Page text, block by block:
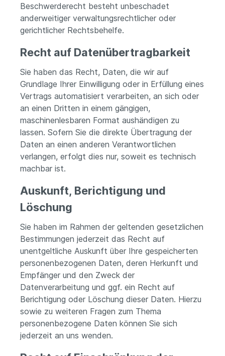
Beschwerderecht besteht unbeschadet
anderweitiger verwaltungsrechtlicher oder
gerichtlicher Rechtsbehelfe.
Recht auf Daten­übertrag­barkeit
Sie haben das Recht, Daten, die wir auf
Grundlage Ihrer Einwilligung oder in Erfüllung eines
Vertrags automatisiert verarbeiten, an sich oder
an einen Dritten in einem gängigen,
maschinenlesbaren Format aushändigen zu
lassen. Sofern Sie die direkte Übertragung der
Daten an einen anderen Verantwortlichen
verlangen, erfolgt dies nur, soweit es technisch
machbar ist.
Auskunft, Berichtigung und
Löschung
Sie haben im Rahmen der geltenden gesetzlichen
Bestimmungen jederzeit das Recht auf
unentgeltliche Auskunft über Ihre gespeicherten
personenbezogenen Daten, deren Herkunft und
Empfänger und den Zweck der
Datenverarbeitung und ggf. ein Recht auf
Berichtigung oder Löschung dieser Daten. Hierzu
sowie zu weiteren Fragen zum Thema
personenbezogene Daten können Sie sich
jederzeit an uns wenden.